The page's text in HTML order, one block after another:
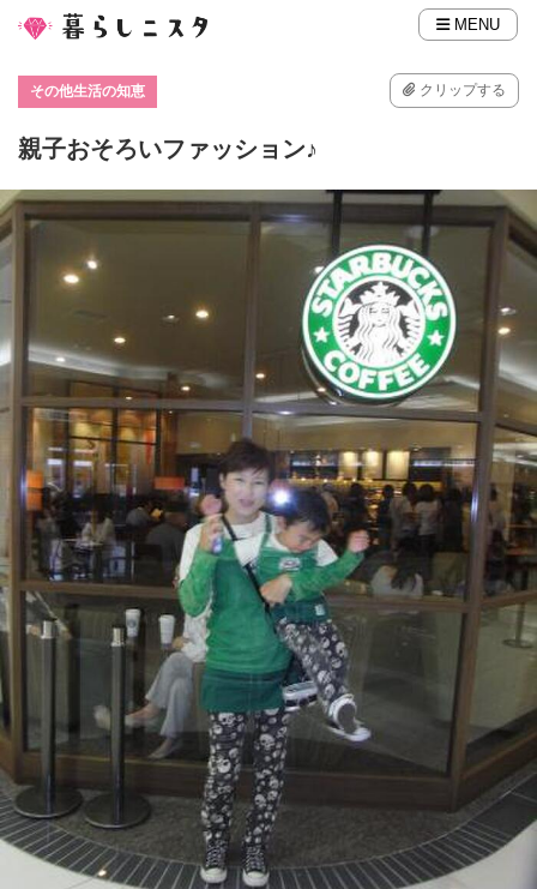
MENU
その他生活の知恵 クリップする
親子おそろいファッション♪